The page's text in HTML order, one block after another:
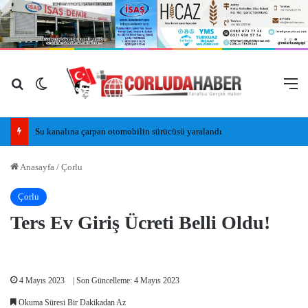
Arama yap ...
Dış görünümü değiştir
Su kanalına çarpan otomobilin sürücüsü yaralandı
Anasayfa / Çorlu
Çorlu
Ters Ev Giriş Ücreti Belli Oldu!
4 Mayıs 2023 | Son Güncelleme: 4 Mayıs 2023
Okuma Süresi Bir Dakikadan Az